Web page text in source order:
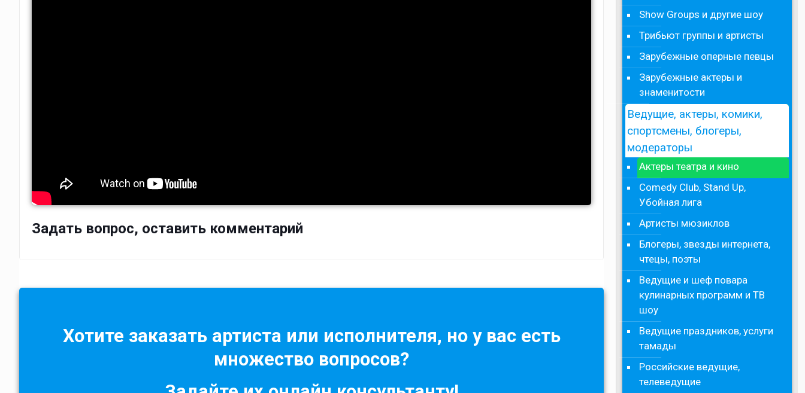
Задать вопрос, оставить комментарий
Хотите заказать артиста или исполнителя, но у вас есть
множество вопросов?
Show Groups и другие шоу
Трибьют группы и артисты
Зарубежные оперные певцы
Зарубежные актеры и
знаменитости
Ведущие, актеры, комики,
спортсмены, блогеры,
модераторы
Актеры театра и кино
Comedy Club, Stand Up,
Убойная лига
Артисты мюзиклов
Блогеры, звезды интернета,
чтецы, поэты
Ведущие и шеф повара
кулинарных программ и ТВ
шоу
Ведущие праздников, услуги
тамады
Российские ведущие,
телеведущие